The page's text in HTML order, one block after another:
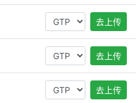
去上传
去上传
去上传